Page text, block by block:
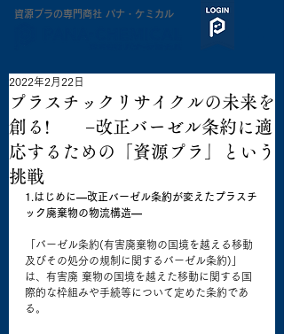
​資源プラの専門商社 パナ・ケミカル
プラスチックリサイクルの未来を
創る! −改正バーゼル条約に適
応するための「資源プラ」という
挑戦
2022年2月22日
1.はじめに―改正バーゼル条約が変えたプラスチ
ック廃棄物の物流構造―
「バーゼル条約(有害廃棄物の国境を越える移動
及びその処分の規制に関するバーゼル条約)」
は、有害廃 棄物の国境を越えた移動に関する国
際的な枠組みや手続等について定めた条約であ
る。